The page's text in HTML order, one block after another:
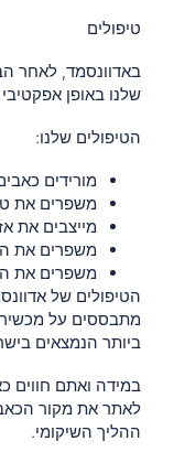
טיפולים
באדוונסמד, לאחר
שלנו באופן
הטיפולים שלנו:
מורידים
משפרים את
מייצבים את
משפרים את
משפרים את
הטיפולים של
מתבססים על
ביותר הנמצאים
במידה ואתם
לאתר את מקור
ההליך השיקומי.